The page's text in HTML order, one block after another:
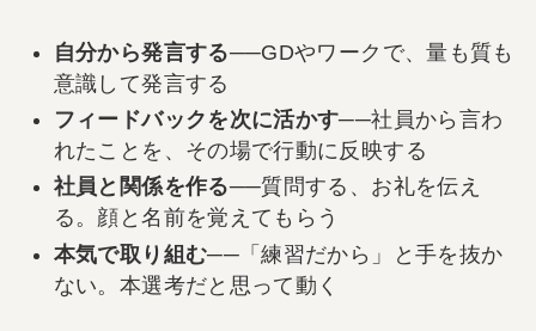
自分から発言する──GDやワークで、量も質も
意識して発言する
フィードバックを次に活かす──社員から言わ
れたことを、その場で行動に反映する
社員と関係を作る──質問する、お礼を伝え
る。顔と名前を覚えてもらう
本気で取り組む──「練習だから」と手を抜か
ない。本選考だと思って動く